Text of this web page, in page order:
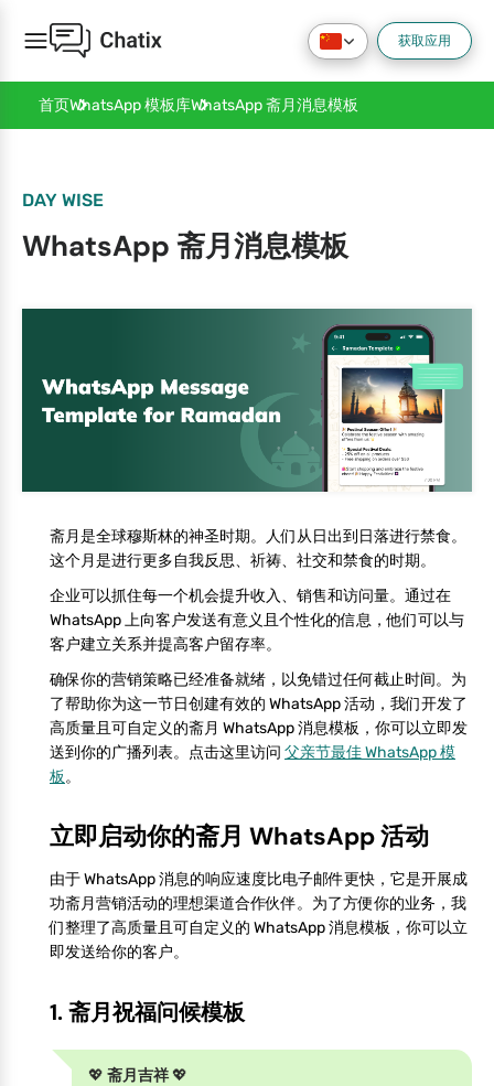
获取应用
首页WhatsApp 模板库WhatsApp 斋月消息模板
DAY WISE
WhatsApp 斋月消息模板
斋月是全球穆斯林的神圣时期。人们从日出到日落进行禁食。
这个月是进行更多自我反思、祈祷、社交和禁食的时期。
企业可以抓住每一个机会提升收入、销售和访问量。通过在
WhatsApp 上向客户发送有意义且个性化的信息，他们可以与
客户建立关系并提高客户留存率。
确保你的营销策略已经准备就绪，以免错过任何截止时间。为
了帮助你为这一节日创建有效的 WhatsApp 活动，我们开发了
高质量且可自定义的斋月 WhatsApp 消息模板，你可以立即发
送到你的广播列表。点击这里访问 父亲节最佳 WhatsApp 模
板。
立即启动你的斋月 WhatsApp 活动
由于 WhatsApp 消息的响应速度比电子邮件更快，它是开展成
功斋月营销活动的理想渠道合作伙伴。为了方便你的业务，我
们整理了高质量且可自定义的 WhatsApp 消息模板，你可以立
即发送给你的客户。
1. 斋月祝福问候模板
💖 斋月吉祥💖